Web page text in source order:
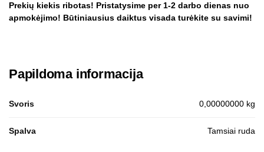
Prekių kiekis ribotas! Pristatysime per 1-2 darbo dienas nuo
apmokėjimo! Būtiniausius daiktus visada turėkite su savimi!
Papildoma informacija
Svoris 0,00000000 kg
Spalva Tamsiai ruda